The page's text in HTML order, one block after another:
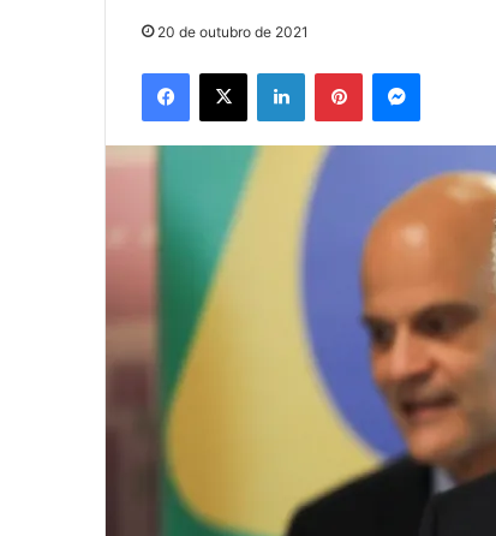
20 de outubro de 2021
Facebook
X LinkedinPinterestMessenger